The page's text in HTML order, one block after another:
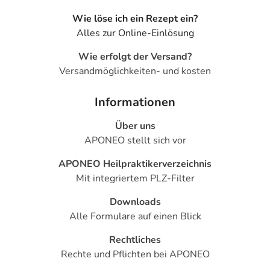
Wie löse ich ein Rezept ein?
Alles zur Online-Einlösung
Wie erfolgt der Versand?
Versandmöglichkeiten- und kosten
Informationen
Über uns
APONEO stellt sich vor
APONEO Heilpraktikerverzeichnis
Mit integriertem PLZ-Filter
Downloads
Alle Formulare auf einen Blick
Rechtliches
Rechte und Pflichten bei APONEO